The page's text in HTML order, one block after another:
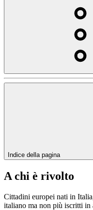
Indice della pagina
A chi è rivolto
Cittadini europei nati in
italiano ma non più iscritti in